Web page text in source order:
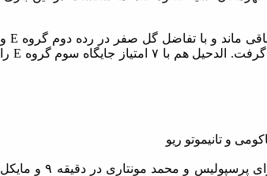
با این نتیجه پرسپولیس ۸ امتیازی باقی ماند و با تفاضل گل صفر در رده دوم گروه E و
رده پنجم در بین تیم‌های دوم قرار گرفت. الدحیل هم با ۷ امتیاز جایگاه سوم گروه E را
و تانیموتو ریو
گل‌ها: شهاب زاهدی در دقیقه ۷ برای پرسپولیس و محمد مونتاری در دقیقه ۹ و مایکل